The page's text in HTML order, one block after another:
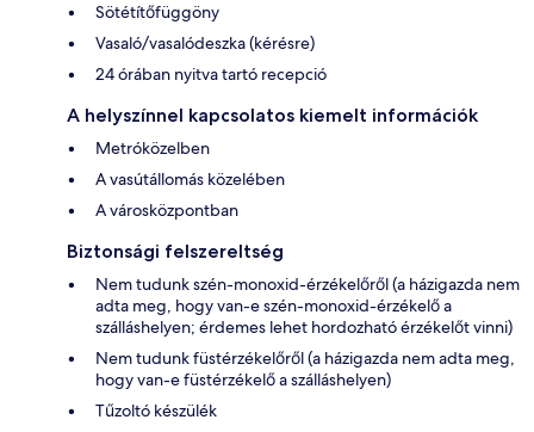
Sötétítőfüggöny
Vasaló/vasalódeszka (kérésre)
24 órában nyitva tartó recepció
A helyszínnel kapcsolatos kiemelt információk
Metróközelben
A vasútállomás közelében
A városközpontban
Biztonsági felszereltség
Nem tudunk szén-monoxid-érzékelőről (a házigazda nem
adta meg, hogy van-e szén-monoxid-érzékelő a
szálláshelyen; érdemes lehet hordozható érzékelőt vinni)
Nem tudunk füstérzékelőről (a házigazda nem adta meg,
hogy van-e füstérzékelő a szálláshelyen)
Tűzoltó készülék